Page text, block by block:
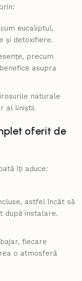
eucaliptul,
și detoxifiere.
precum
asupra
naturale
al liniștii.
oferit de
îți aduce:
astfel încât să
după instalare.
fiecare
o atmosferă